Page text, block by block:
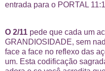
entrada para o PORTAL
O 2/11 pede que cada um
GRANDIOSIDADE, sem
face a face no reflexo das
um. Esta codificação